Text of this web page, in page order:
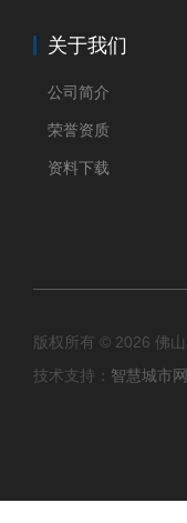
关于我们
公司简介
荣誉资质
资料下载
版权所有 © 2026 佛
技术支持： 智慧城市网